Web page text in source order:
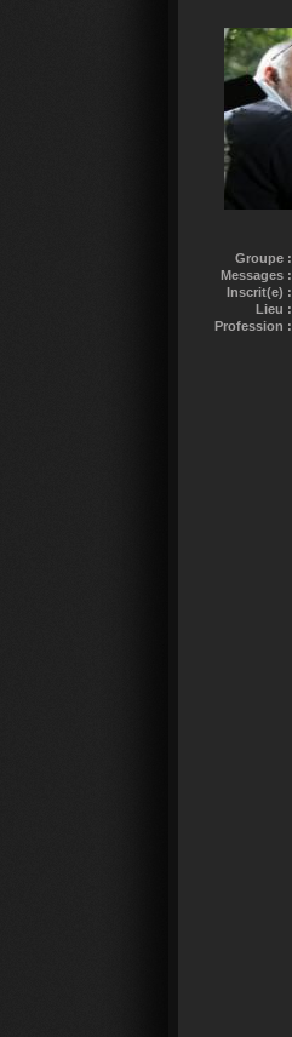
Groupe :
Messages :
Inscrit(e) :
Lieu :
Profession :